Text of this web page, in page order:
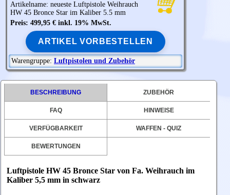
Artikelname: neueste Luftpistole Weihrauch
HW 45 Bronce Star im Kaliber 5.5 mm
Preis: 499,95 € inkl. 19% MwSt.
ARTIKEL VORBESTELLEN
Warengruppe: Luftpistolen und Zubehör
BESCHREIBUNG ZUBEHÖR
FAQ HINWEISE
VERFÜGBARKEIT WAFFEN - QUIZ
BEWERTUNGEN
Luftpistole HW 45 Bronce Star von Fa. Weihrauch im
Kaliber 5,5 mm in schwarz